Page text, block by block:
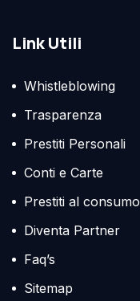
Link Utili
Whistleblowing
Trasparenza
Prestiti Personali
Conti e Carte
Prestiti al consumo
Diventa Partner
Faq’s
Sitemap